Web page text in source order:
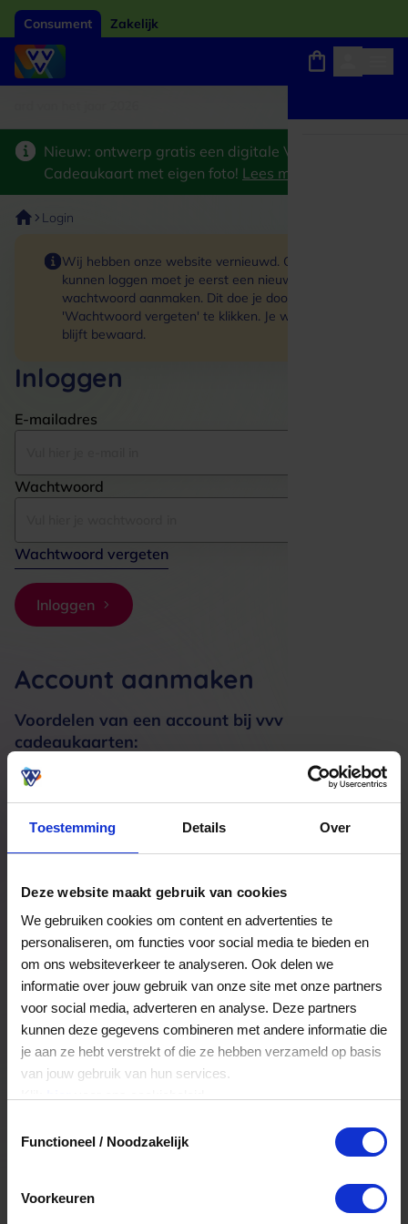
Toestemming Details Over
Deze website maakt gebruik van cookies
We gebruiken cookies om content en advertenties te
personaliseren, om functies voor social media te bieden en
om ons websiteverkeer te analyseren. Ook delen we
informatie over jouw gebruik van onze site met onze partners
voor social media, adverteren en analyse. Deze partners
kunnen deze gegevens combineren met andere informatie die
je aan ze hebt verstrekt of die ze hebben verzameld op basis
van jouw gebruik van hun services.
Functioneel / Noodzakelijk
Voorkeuren
Consument Zakelijk
Nieuw: ontwerp gratis een digitale VVV
Cadeaukaart met eigen foto! Lees meer
Login
Wij hebben onze website vernieuwd. Om in te
kunnen loggen moet je eerst een nieuw
wachtwoord aanmaken. Dit doe je door op de link
'Wachtwoord vergeten' te klikken. Je winkelmand
blijft bewaard.
Inloggen
E-mailadres
Wachtwoord
Wachtwoord vergeten
Inloggen
Account aanmaken
Voordelen van een account bij vvv
cadeaukaarten:
Meerdere adressen registreren
Een bestelling volgen
Nog veel meer...
Maak account aan